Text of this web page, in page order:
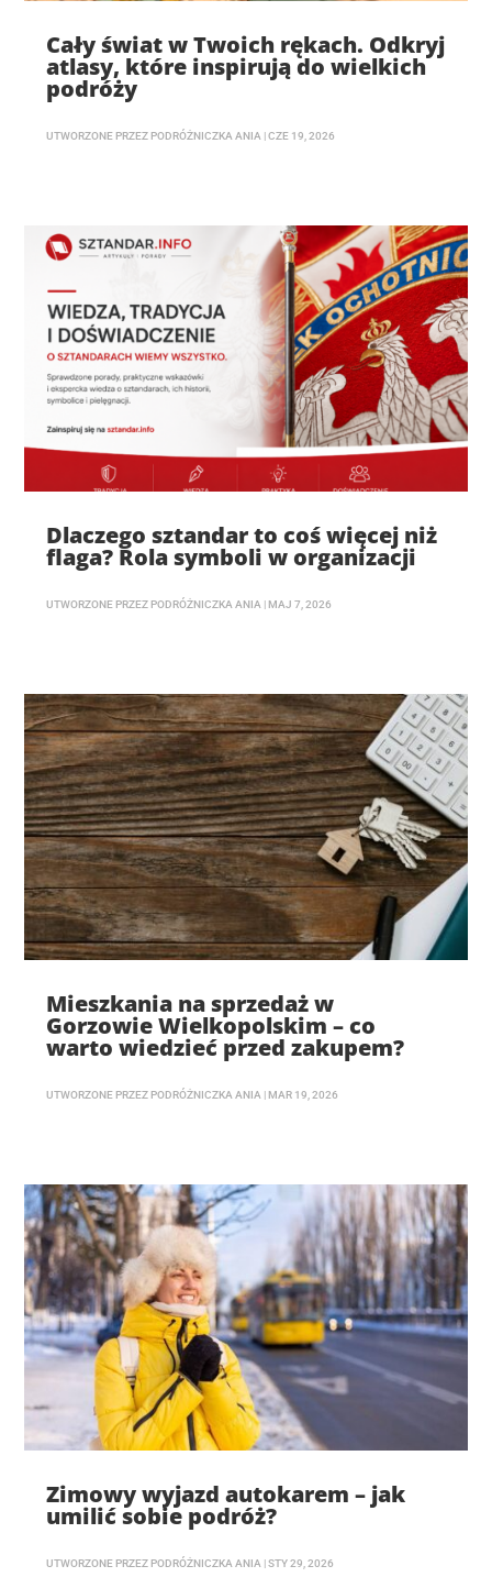
Cały świat w Twoich rękach. Odkryj
atlasy, które inspirują do wielkich
podróży
UTWORZONE PRZEZ PODRÓŻNICZKA ANIA |CZE 19, 2026
Dlaczego sztandar to coś więcej niż
flaga? Rola symboli w organizacji
UTWORZONE PRZEZ PODRÓŻNICZKA ANIA | MAJ 7, 2026
Mieszkania na sprzedaż w
Gorzowie Wielkopolskim – co
warto wiedzieć przed zakupem?
UTWORZONE PRZEZ PODRÓŻNICZKA ANIA | MAR 19, 2026
Zimowy wyjazd autokarem – jak
umilić sobie podróż?
UTWORZONE PRZEZ PODRÓŻNICZKA ANIA |STY 29, 2026